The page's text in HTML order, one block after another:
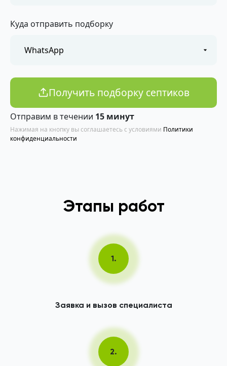
Куда отправить подборку
Получить подборку септиков
Отправим в течении 15 минут
Нажимая на кнопку вы соглашаетесь с условиями Политики
конфиденциальности
Этапы работ
1.
Заявка и вызов специалиста
2.